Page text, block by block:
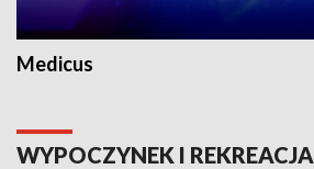
Medicus
WYPOCZYNEK I REKREACJA